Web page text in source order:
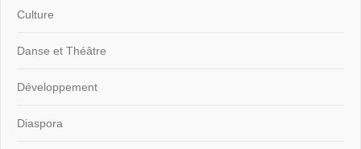
Culture
Danse et Théâtre
Développement
Diaspora